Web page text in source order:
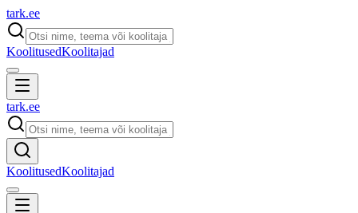
tark.ee
KoolitusedKoolitajad
tark.ee
KoolitusedKoolitajad